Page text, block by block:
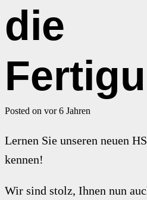
die
Posted on vor 6 Jahren
Lernen Sie unseren neuen
kennen!
Wir sind stolz, Ihnen nun